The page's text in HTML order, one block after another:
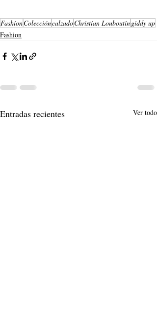
FashionColeccióncalzadoChristian Louboutingiddy up
Fashion
Entradas recientes Ver todo